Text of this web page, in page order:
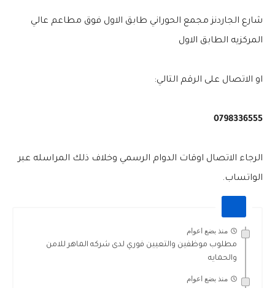
شارع الجاردنز مجمع الحوراني طابق الاول فوق مطاعم عالي
المركزيه الطابق الاول
او الاتصال على الرقم التالي:
0798336555
الرجاء الاتصال اوقات الدوام الرسمي وخلاف ذلك المراسله عبر
الواتساب.
منذ بضع اعوام
مطلوب موظفين والتعيين فوري لدى شركه الماهر للامن
والحمايه
منذ بضع اعوام